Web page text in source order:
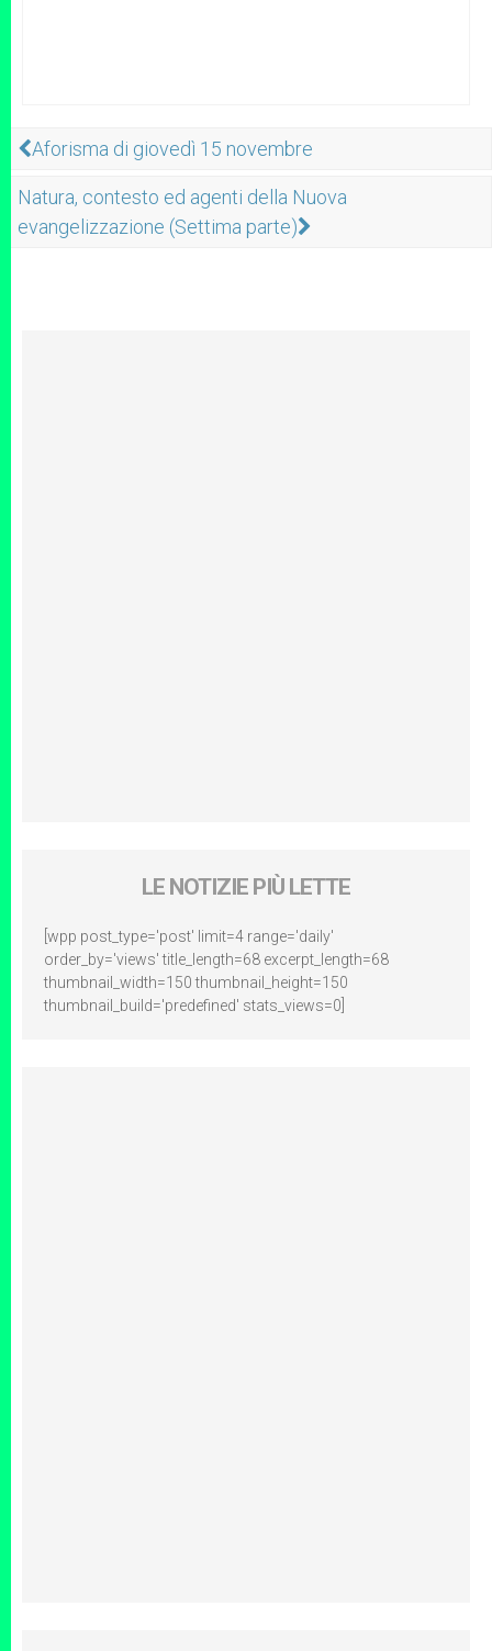
Aforisma di giovedì 15 novembre
Natura, contesto ed agenti della Nuova
evangelizzazione (Settima parte)
LE NOTIZIE PIÙ LETTE
[wpp post_type='post' limit=4 range='daily'
order_by='views' title_length=68 excerpt_length=68
thumbnail_width=150 thumbnail_height=150
thumbnail_build='predefined' stats_views=0]